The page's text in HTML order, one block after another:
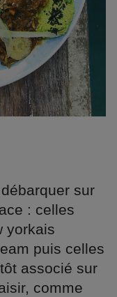
sur
: celles
yorkais
puis celles
associé sur
comme